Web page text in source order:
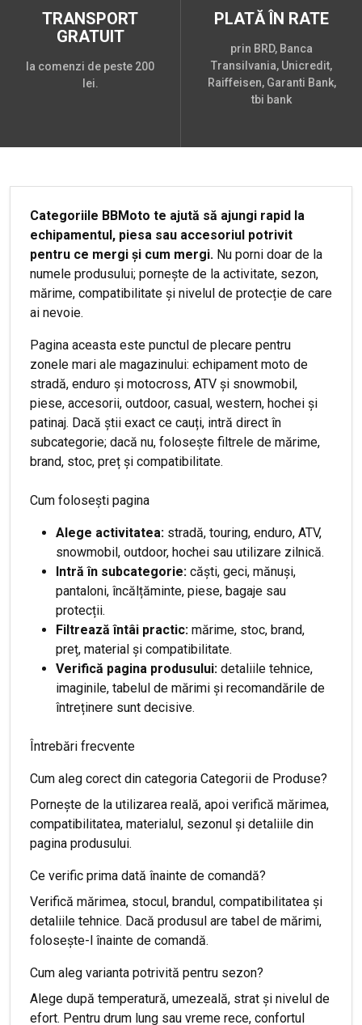
TRANSPORT
GRATUIT
la comenzi de peste 200
lei.
PLATĂ ÎN RATE
prin BRD, Banca
Transilvania, Unicredit,
Raiffeisen, Garanti Bank,
tbi bank
Categoriile BBMoto te ajută să ajungi rapid la
echipamentul, piesa sau accesoriul potrivit
pentru ce mergi și cum mergi. Nu porni doar de la
numele produsului; pornește de la activitate, sezon,
mărime, compatibilitate și nivelul de protecție de care
ai nevoie.
Pagina aceasta este punctul de plecare pentru
zonele mari ale magazinului: echipament moto de
stradă, enduro și motocross, ATV și snowmobil,
piese, accesorii, outdoor, casual, western, hochei și
patinaj. Dacă știi exact ce cauți, intră direct în
subcategorie; dacă nu, folosește filtrele de mărime,
brand, stoc, preț și compatibilitate.
Cum folosești pagina
Alege activitatea: stradă, touring, enduro, ATV,
snowmobil, outdoor, hochei sau utilizare zilnică.
Intră în subcategorie: căști, geci, mănuși,
pantaloni, încălțăminte, piese, bagaje sau
protecții.
Filtrează întâi practic: mărime, stoc, brand,
preț, material și compatibilitate.
Verifică pagina produsului: detaliile tehnice,
imaginile, tabelul de mărimi și recomandările de
întreținere sunt decisive.
Întrebări frecvente
Cum aleg corect din categoria Categorii de Produse?
Pornește de la utilizarea reală, apoi verifică mărimea,
compatibilitatea, materialul, sezonul și detaliile din
pagina produsului.
Ce verific prima dată înainte de comandă?
Verifică mărimea, stocul, brandul, compatibilitatea și
detaliile tehnice. Dacă produsul are tabel de mărimi,
folosește-l înainte de comandă.
Cum aleg varianta potrivită pentru sezon?
Alege după temperatură, umezeală, strat și nivelul de
efort. Pentru drum lung sau vreme rece, confortul